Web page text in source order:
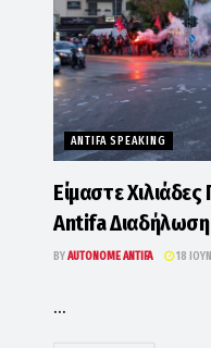
ANTIFA SPEAKING
Είμαστε
Antifa
BYAUTONOME ANTIFA 18
...